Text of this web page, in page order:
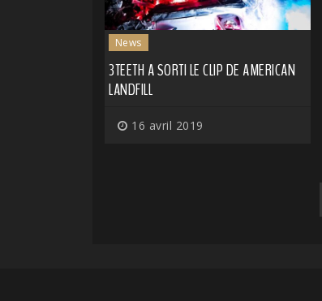
News
3TEETH A SORTI LE CLIP DE AMERICAN
LANDFILL
16 avril 2019